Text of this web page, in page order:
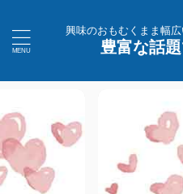
興味のおもむくまま幅広
豊富な話